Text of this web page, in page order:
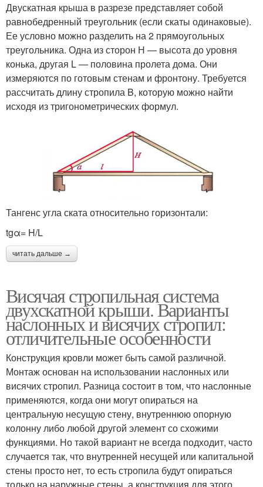
Двускатная крыша в разрезе представляет собой
равнобедренный треугольник (если скаты одинаковые).
Ее условно можно разделить на 2 прямоугольных
треугольника. Одна из сторон Н — высота до уровня
конька, другая L — половина пролета дома. Они
измеряются по готовым стенам и фронтону. Требуется
рассчитать длину стропила B, которую можно найти
исходя из тригонометрических формул.
Тангенс угла ската относительно горизонтали:
tgα= H/L
читать дальше →
Висячая стропильная система
двухскатной крыши. Варианты
наслонных и висячих стропил:
отличительные особенности
Конструкция кровли может быть самой различной.
Монтаж основан на использовании наслонных или
висячих стропил. Разница состоит в том, что наслонные
применяются, когда они могут опираться на
центральную несущую стену, внутреннюю опорную
колонну либо любой другой элемент со схожими
функциями. Но такой вариант не всегда подходит, часто
случается так, что внутренней несущей или капитальной
стены просто нет, то есть стропила будут опираться